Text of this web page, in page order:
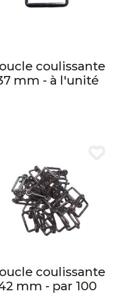
coulissante
mm - à l'unité
coulissante
mm - par 100